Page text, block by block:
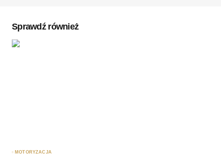
Sprawdź również
MOTORYZACJA